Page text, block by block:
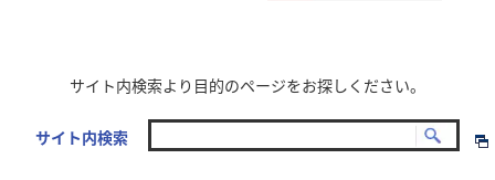
サイト内検索より目的のページをお探しください。
サイト内検索